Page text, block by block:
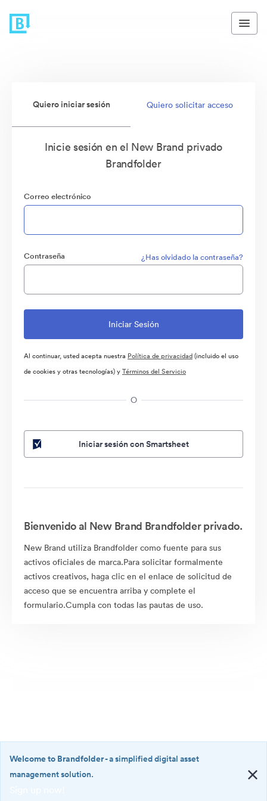
Quiero iniciar sesión Quiero solicitar acceso
Inicie sesión en el New Brand privado
Brandfolder
Correo electrónico
Contraseña ¿Has olvidado la contraseña?
Al continuar, usted acepta nuestra Política de privacidad(incluido el uso
de cookies y otras tecnologías) yTérminos del Servicio
O
Iniciar sesión con Smartsheet
Bienvenido al New Brand Brandfolder privado.
New Brand utiliza Brandfolder como fuente para sus
activos oficiales de marca.Para solicitar formalmente
activos creativos, haga clic en el enlace de solicitud de
acceso que se encuentra arriba y complete el
formulario.Cumpla con todas las pautas de uso.
Welcome to Brandfolder- a simplified digital asset
management solution.